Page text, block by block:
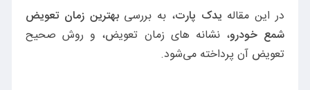
در این مقاله یدک پارت، به بررسیبهترین زمان تعویض
شمع خودرو، نشانه های زمان تعویض، و روش صحیح
تعویض آن پرداخته می‌شود.